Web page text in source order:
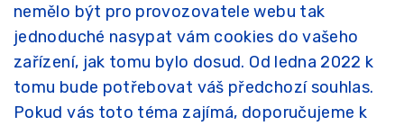
nemělo být pro provozovatele webu tak
jednoduché nasypat vám cookies do vašeho
zařízení, jak tomu bylo dosud. Od ledna 2022 k
tomu bude potřebovat váš předchozí souhlas.
Pokud vás toto téma zajímá, doporučujeme k